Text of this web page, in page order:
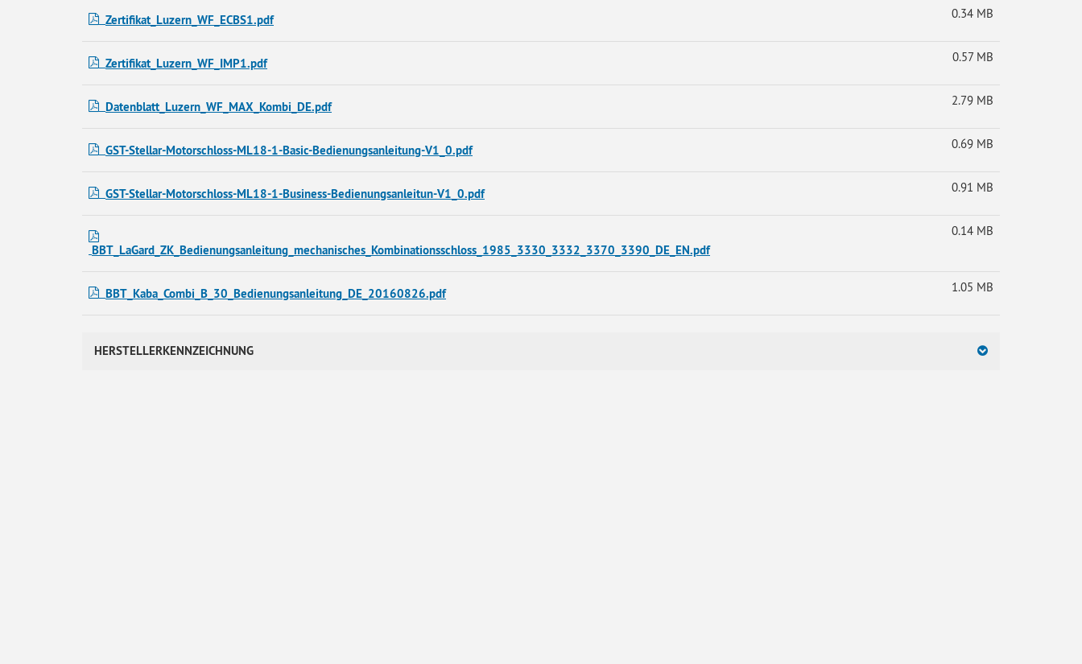
Zertifikat_Luzern_WF_ECBS1.pdf 0.34 MB
Zertifikat_Luzern_WF_IMP1.pdf 0.57 MB
Datenblatt_Luzern_WF_MAX_Kombi_DE.pdf 2.79 MB
GST-Stellar-Motorschloss-ML18-1-Basic-Bedienungsanleitung-V1_0.pdf 0.69 MB
GST-Stellar-Motorschloss-ML18-1-Business-Bedienungsanleitun-V1_0.pdf 0.91 MB
BBT_LaGard_ZK_Bedienungsanleitung_mechanisches_Kombinationsschloss_1985_3330_3332_3370_3390_DE_EN.pdf
0.14 MB
BBT_Kaba_Combi_B_30_Bedienungsanleitung_DE_20160826.pdf 1.05 MB
HERSTELLERKENNZEICHNUNG